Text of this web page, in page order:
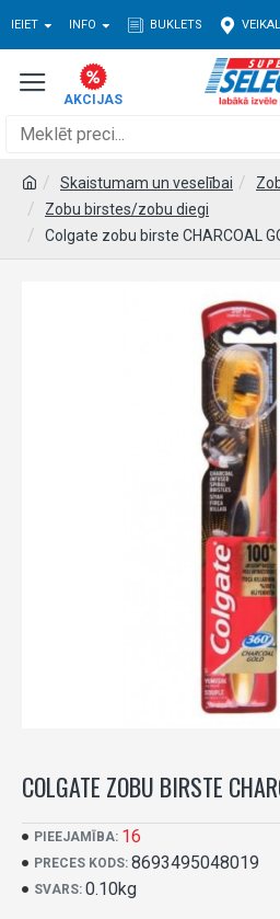
IEIET INFO BUKLETS
Skaistumam un veselībai
Zobu birstes/zobu diegi
Colgate zobu birste CHARCOAL
COLGATE ZOBU BIRSTE
PIEEJAMĪBA: 16
PRECES KODS: 8693495048019
SVARS: 0.10kg